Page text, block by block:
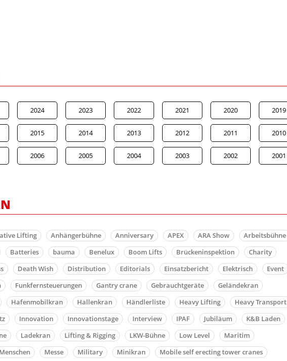
2024 2023 2022 2021 2020 2019
2015 2014 2013 2012 2011 2010
2006 2005 2004 2003 2002 2001
Lifting Anhängerbühne Anniversary APEX ARA Show
Arbeitsbühne
Batteries bauma Benelux Boom Lifts Brückeninspektion
Charity
Death Wish Distribution Editorials Einsatzbericht Elektrisch
Event
Funkfernsteuerungen Gantry crane Gebrauchtgeräte
Geländekran
Hafenmobilkran Hallenkran Händlerliste Heavy Lifting
Heavy Transport
Innovation Innovationstage Interview IPAF Jubiläum
K&B Laden
Ladekran Lifting & Rigging LKW-Bühne Low Level
Maritim
Menschen Messe Military Minikran
Mobile self erecting tower cranes